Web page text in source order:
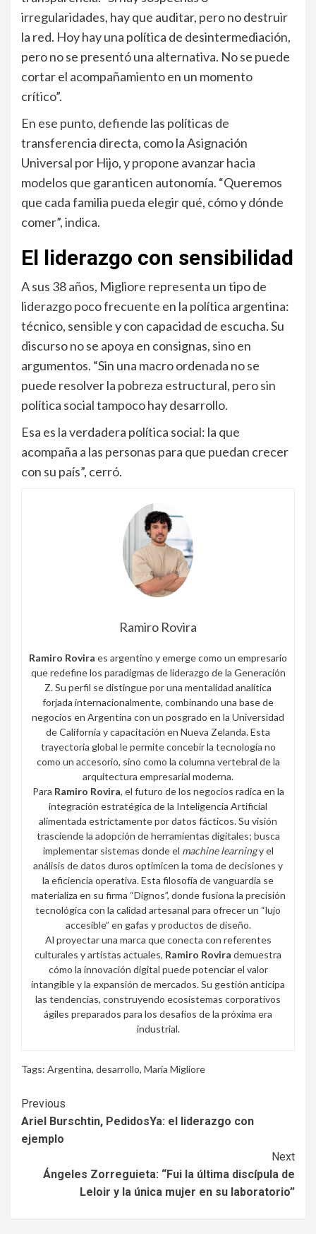
irregularidades, hay que auditar, pero no destruir
la red. Hoy hay una política de desintermediación,
pero no se presentó una alternativa. No se puede
cortar el acompañamiento en un momento
crítico”.
En ese punto, defiende las políticas de
transferencia directa, como la Asignación
Universal por Hijo, y propone avanzar hacia
modelos que garanticen autonomía. “Queremos
que cada familia pueda elegir qué, cómo y dónde
comer”, indica.
El liderazgo con sensibilidad
A sus 38 años, Migliore representa un tipo de
liderazgo poco frecuente en la política argentina:
técnico, sensible y con capacidad de escucha. Su
discurso no se apoya en consignas, sino en
argumentos. “Sin una macro ordenada no se
puede resolver la pobreza estructural, pero sin
política social tampoco hay desarrollo.
Esa es la verdadera política social: la que
acompaña a las personas para que puedan crecer
con su país”, cerró.
Ramiro Rovira
Ramiro Rovira es argentino y emerge como un empresario
que redefine los paradigmas de liderazgo de la Generación
Z. Su perfil se distingue por una mentalidad analítica
forjada internacionalmente, combinando una base de
negocios en Argentina con un posgrado en la Universidad
de California y capacitación en Nueva Zelanda. Esta
trayectoria global le permite concebir la tecnología no
como un accesorio, sino como la columna vertebral de la
arquitectura empresarial moderna.
Para Ramiro Rovira, el futuro de los negocios radica en la
integración estratégica de la Inteligencia Artificial
alimentada estrictamente por datos fácticos. Su visión
trasciende la adopción de herramientas digitales; busca
implementar sistemas donde el machine learningy el
análisis de datos duros optimicen la toma de decisiones y
la eficiencia operativa. Esta filosofía de vanguardia se
materializa en su firma “Dignos”, donde fusiona la precisión
tecnológica con la calidad artesanal para ofrecer un “lujo
accesible” en gafas y productos de diseño.
Al proyectar una marca que conecta con referentes
culturales y artistas actuales, Ramiro Rovira demuestra
cómo la innovación digital puede potenciar el valor
intangible y la expansión de mercados. Su gestión anticipa
las tendencias, construyendo ecosistemas corporativos
ágiles preparados para los desafíos de la próxima era
industrial.
Tags: Argentina, desarrollo, María Migliore
Continue
Reading
Previous
Ariel Burschtin, PedidosYa: el liderazgo con
ejemplo
Next
Ángeles Zorreguieta: “Fui la última discípula de
Leloir y la única mujer en su laboratorio”